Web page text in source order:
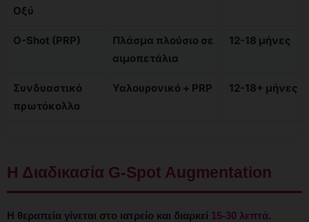
Οξύ
O-Shot (PRP)
Πλάσμα πλούσιο σε
αιμοπετάλια
12-18 μήνες
Συνδυαστικό
πρωτόκολλο
Υαλουρονικό + PRP 12-18+ μήνες
Η Διαδικασία G-Spot Augmentation
Η θεραπεία γίνεται στο ιατρείο και διαρκεί 15-30 λεπτά.